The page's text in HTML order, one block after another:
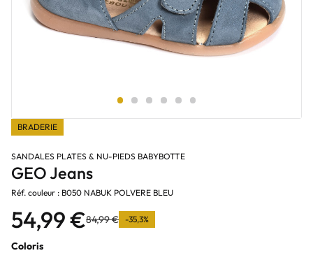
BRADERIE
SANDALES PLATES & NU-PIEDS BABYBOTTE
GEO Jeans
Réf. couleur : B050 NABUK POLVERE BLEU
54,99 €84,99 € -35,3%
Coloris